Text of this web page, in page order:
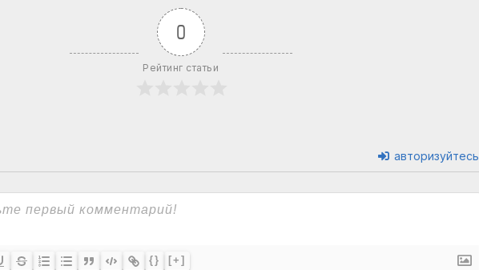
0
Рейтинг статьи
авторизуйтесь
{} [+]